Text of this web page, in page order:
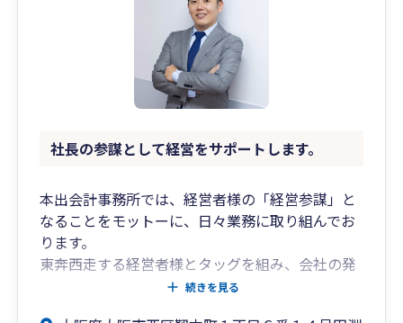
大阪市西区の田中隆資税理士事務所にぜひご相談
社長の参謀として経営をサポートします。
本出会計事務所では、経営者様の「経営参謀」と
なることをモットーに、日々業務に取り組んでお
ります。
東奔西走する経営者様とタッグを組み、会社の発
展に集中いただけるよう、当方で多角的にアドバ
続きを見る